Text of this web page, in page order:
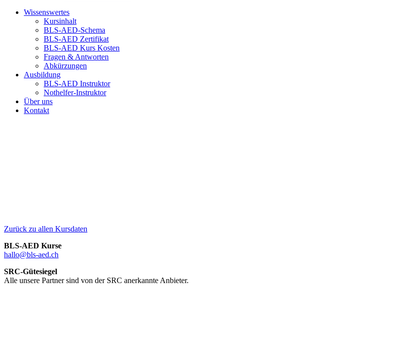
Wissenswertes
Kursinhalt
BLS-AED-Schema
BLS-AED Zertifikat
BLS-AED Kurs Kosten
Fragen & Antworten
Abkürzungen
Ausbildung
BLS-AED Instruktor
Nothelfer-Instruktor
Über uns
Kontakt
Zurück zu allen Kursdaten
BLS-AED Kurse
hallo@bls-aed.ch
SRC-Gütesiegel
Alle unsere Partner sind von der SRC anerkannte Anbieter.